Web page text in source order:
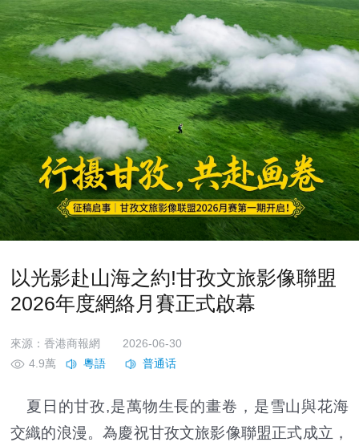
以光影赴山海之約!甘孜文旅影像聯盟
2026年度網絡月賽正式啟幕
來源：香港商報網
2026-06-30
4.9萬
夏日的甘孜,是萬物生長的畫卷，是雪山與花海
交織的浪漫。為慶祝甘孜文旅影像聯盟正式成立，